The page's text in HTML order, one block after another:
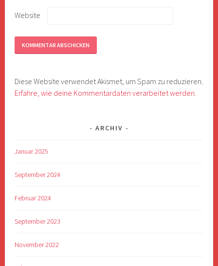
Website
Diese Website verwendet Akismet, um Spam zu reduzieren.
Erfahre, wie deine Kommentardaten verarbeitet werden.
ARCHIV
Januar 2025
September 2024
Februar 2024
September 2023
November 2022